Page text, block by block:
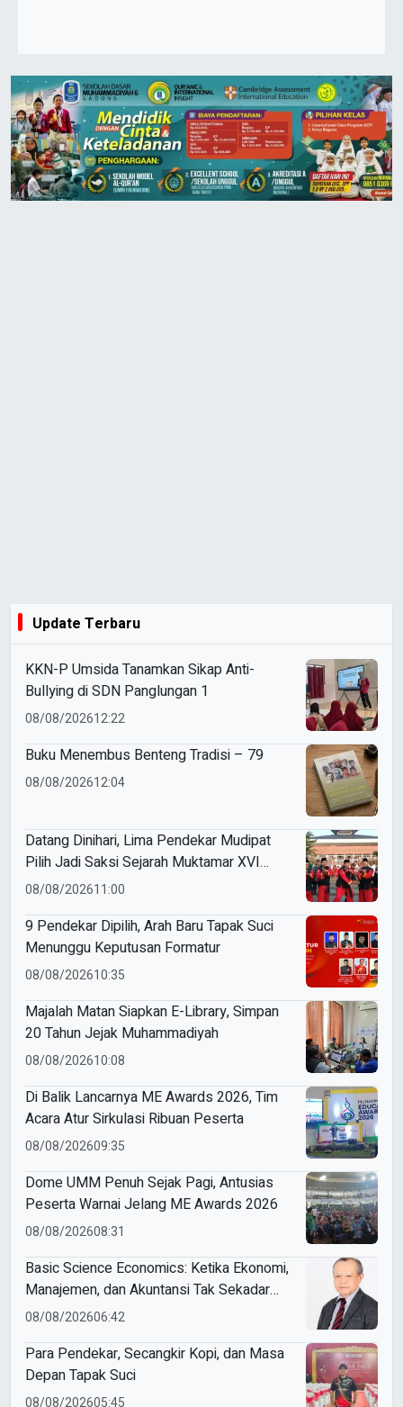
Update Terbaru
KKN-P Umsida Tanamkan Sikap Anti-
Bullying di SDN Panglungan 1
08/08/202612:22
Buku Menembus Benteng Tradisi – 79
08/08/202612:04
Datang Dinihari, Lima Pendekar Mudipat
Pilih Jadi Saksi Sejarah Muktamar XVI
Tapak Suci
08/08/202611:00
9 Pendekar Dipilih, Arah Baru Tapak Suci
Menunggu Keputusan Formatur
08/08/202610:35
Majalah Matan Siapkan E-Library, Simpan
20 Tahun Jejak Muhammadiyah
08/08/202610:08
Di Balik Lancarnya ME Awards 2026, Tim
Acara Atur Sirkulasi Ribuan Peserta
08/08/202609:35
Dome UMM Penuh Sejak Pagi, Antusias
Peserta Warnai Jelang ME Awards 2026
08/08/202608:31
Basic Science Economics: Ketika Ekonomi,
Manajemen, dan Akuntansi Tak Sekadar
Bicara Angka
08/08/202606:42
Para Pendekar, Secangkir Kopi, dan Masa
Depan Tapak Suci